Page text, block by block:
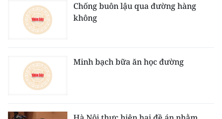
Chống buôn lậu qua đường hàng
không
Minh bạch bữa ăn học đường